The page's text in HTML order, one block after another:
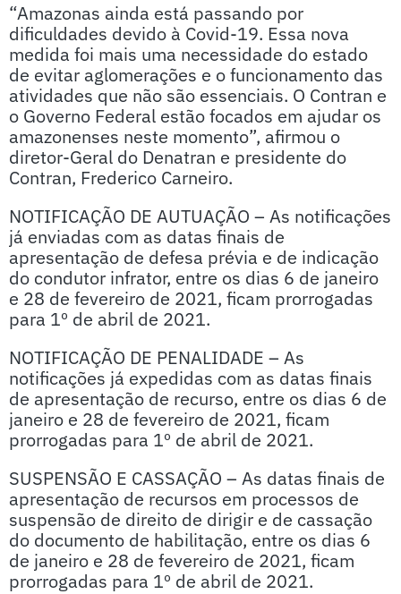
“Amazonas ainda está passando por
dificuldades devido à Covid-19. Essa nova
medida foi mais uma necessidade do estado
de evitar aglomerações e o funcionamento das
atividades que não são essenciais. O Contran e
o Governo Federal estão focados em ajudar os
amazonenses neste momento”, afirmou o
diretor-Geral do Denatran e presidente do
Contran, Frederico Carneiro.
NOTIFICAÇÃO DE AUTUAÇÃO – As notificações
já enviadas com as datas finais de
apresentação de defesa prévia e de indicação
do condutor infrator, entre os dias 6 de janeiro
e 28 de fevereiro de 2021, ficam prorrogadas
para 1º de abril de 2021.
NOTIFICAÇÃO DE PENALIDADE – As
notificações já expedidas com as datas finais
de apresentação de recurso, entre os dias 6 de
janeiro e 28 de fevereiro de 2021, ficam
prorrogadas para 1º de abril de 2021.
SUSPENSÃO E CASSAÇÃO – As datas finais de
apresentação de recursos em processos de
suspensão de direito de dirigir e de cassação
do documento de habilitação, entre os dias 6
de janeiro e 28 de fevereiro de 2021, ficam
prorrogadas para 1º de abril de 2021.